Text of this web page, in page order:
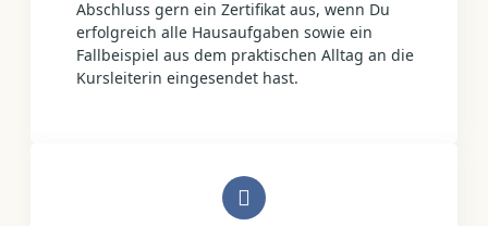
Abschluss gern ein Zertifikat aus, wenn Du
erfolgreich alle Hausaufgaben sowie ein
Fallbeispiel aus dem praktischen Alltag an die
Kursleiterin eingesendet hast.